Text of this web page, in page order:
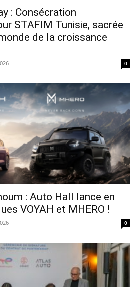
: Consécration
STAFIM Tunisie, sacrée
de la croissance
0
: Auto Hall lance en
VOYAH et MHERO !
0